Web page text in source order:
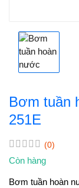
Bơm tuần
251E
(0)
Còn hàng
Bơm tuần hoàn